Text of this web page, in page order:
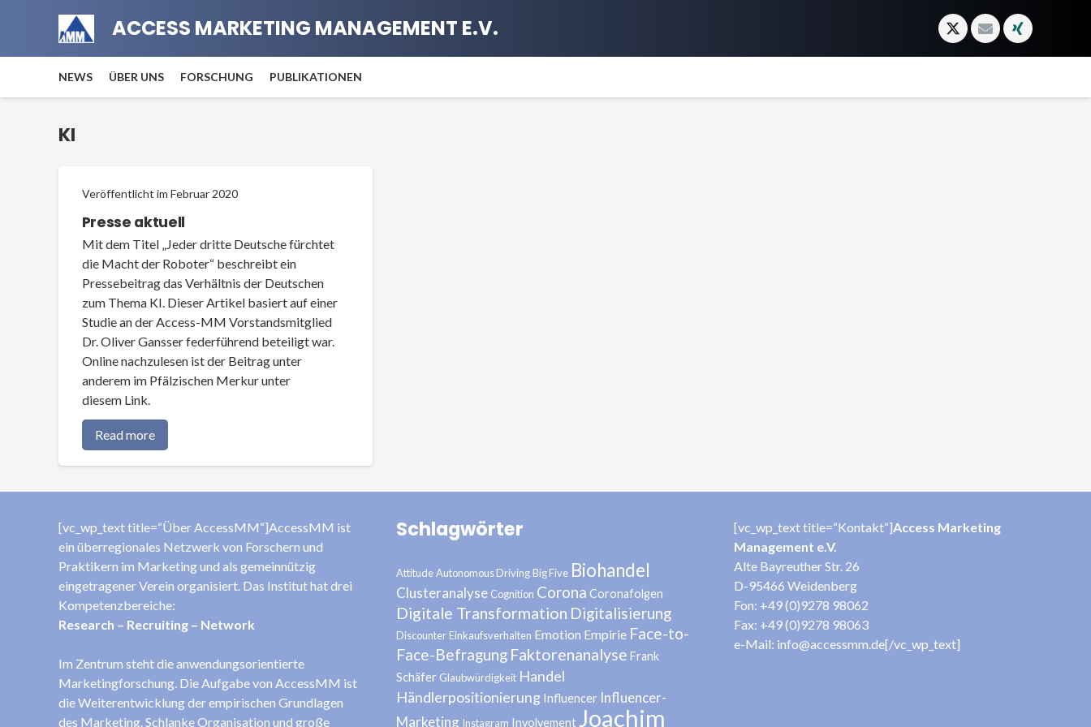
ACCESS MARKETING MANAGEMENT E.V.
NEWS ÜBER UNS FORSCHUNG PUBLIKATIONEN
KI
Veröffentlicht im Februar 2020
Presse aktuell
Mit dem Titel „Jeder dritte Deutsche fürchtet
die Macht der Roboter“ beschreibt ein
Pressebeitrag das Verhältnis der Deutschen
zum Thema KI. Dieser Artikel basiert auf einer
Studie an der Access-MM Vorstandsmitglied
Dr. Oliver Gansser federführend beteiligt war.
Online nachzulesen ist der Beitrag unter
anderem im Pfälzischen Merkur unter
diesem Link.
Read more
[vc_wp_text title=“Über AccessMM“]AccessMM ist
ein überregionales Netzwerk von Forschern und
Praktikern im Marketing und als gemeinnützig
eingetragener Verein organisiert. Das Institut hat drei
Kompetenzbereiche:
Research – Recruiting – Network
Im Zentrum steht die anwendungsorientierte
Marketingforschung. Die Aufgabe von AccessMM ist
die Weiterentwicklung der empirischen Grundlagen
des Marketing. Schlanke Organisation und große
Schlagwörter
AttitudeAutonomous Driving Big Five Biohandel
Clusteranalyse Cognition Corona Coronafolgen
Digitale Transformation Digitalisierung
Discounter Einkaufsverhalten Emotion Empirie Face-to-
Face-Befragung Faktorenanalyse Frank
Schäfer Glaubwürdigkeit Handel
Händlerpositionierung Influencer Influencer-
Marketing Instagram InvolvementJoachim
[vc_wp_text title=“Kontakt“]Access Marketing
Management e.V.
Alte Bayreuther Str. 26
D-95466 Weidenberg
Fon: +49 (0)9278 98062
Fax: +49 (0)9278 98063
e-Mail: info@accessmm.de[/vc_wp_text]